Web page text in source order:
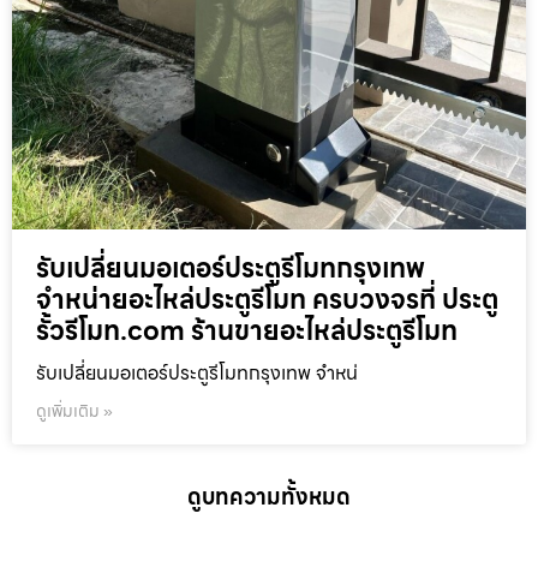
รับเปลี่ยนมอเตอร์ประตูรีโมทกรุงเทพ
จำหน่ายอะไหล่ประตูรีโมท ครบวงจรที่ ประตู
รั้วรีโมท.com ร้านขายอะไหล่ประตูรีโมท
รับเปลี่ยนมอเตอร์ประตูรีโมทกรุงเทพ จำหน่
ดูเพิ่มเติม »
ดูบทความทั้งหมด